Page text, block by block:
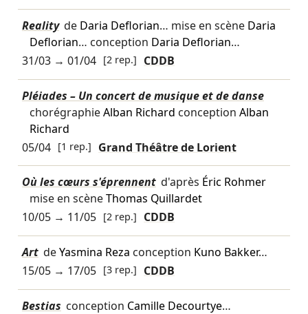
Reality de Daria Deflorian… mise en scène Daria
Deflorian… conception Daria Deflorian…
31/03→ 01/04 [2 rep.] CDDB
Pléiades – Un concert de musique et de danse
chorégraphieAlban Richard conception Alban
Richard
05/04 [1 rep.] Grand Théâtre de Lorient
Où les cœurs s'éprennent d'après Éric Rohmer
mise en scèneThomas Quillardet
10/05→ 11/05 [2 rep.] CDDB
Art deYasmina Reza conception Kuno Bakker…
15/05→ 17/05 [3 rep.] CDDB
Bestias conception Camille Decourtye…